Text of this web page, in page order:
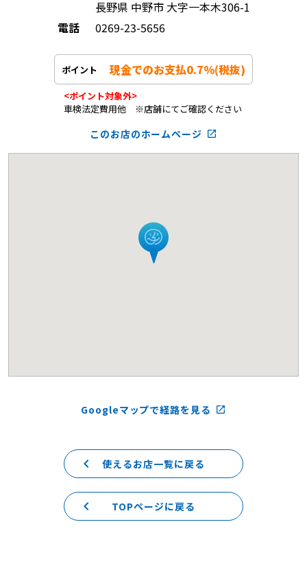
長野県 中野市 大字一本木306-1
電話
0269-23-5656
ポイント 現金でのお支払0.7%(税抜)
<ポイント対象外>
車検法定費用他 ※店舗にてご確認ください
このお店のホームページ launch
Googleマップで経路を見る launch
使えるお店一覧に戻る
keyboard_arrow_left
TOPページに戻る
keyboard_arrow_left